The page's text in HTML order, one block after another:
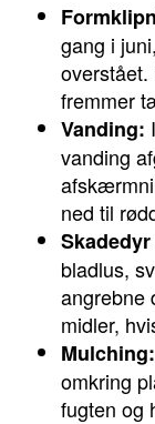
gang i
overstået.
fremmer
Vanding:
vanding
ned til
bladlus,
angrebne
midler,
Mulching:
omkring
fugten og